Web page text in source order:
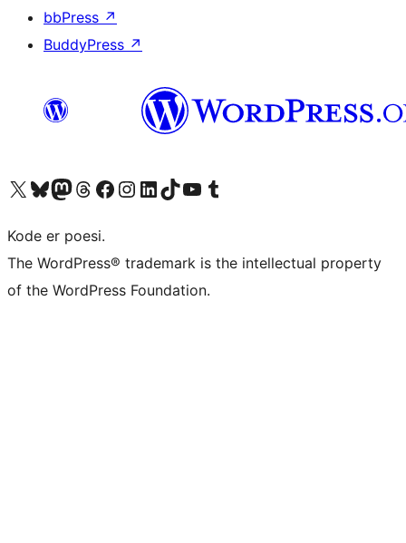
bbPress ↗
BuddyPress ↗
Besøg vores X (tidligere Twitter) konto
Besøg vores Bluesky-konto
Besøg vores Mastodon konto
Besøg vores Threads-konto
Besøg vores Facebook sideBesøg vores Instagram konto
Besøg vores LinkedIn konto
Besøg vores TikTok-konto
Besøg vores YouTube-kanalBesøg vores Tumblr-konto
Kode er poesi.
The WordPress® trademark is the intellectual property
of the WordPress Foundation.